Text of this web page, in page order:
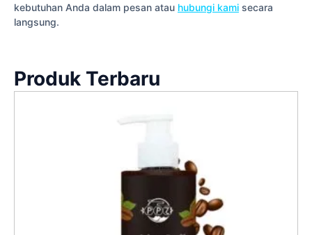
kebutuhan Anda dalam pesan atau hubungi kami secara
langsung.
Produk Terbaru